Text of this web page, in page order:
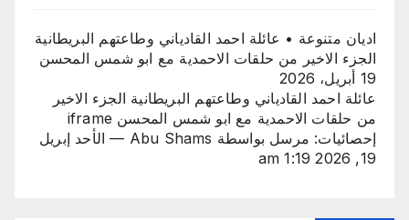
اديان متنوعة • عائلة احمد القادياني وطاعتهم البريطانية
الجزء الاخير من حلقات الاحمدية مع ابو شمس المحسن
19 أبريل، 2026
عائلة احمد القادياني وطاعتهم البريطانية الجزء الاخير
من حلقات الاحمدية مع ابو شمس المحسن iframe
إحصائيات: مرسل بواسطة Abu Shams — الأحد إبريل
19, 2026 1:19 am